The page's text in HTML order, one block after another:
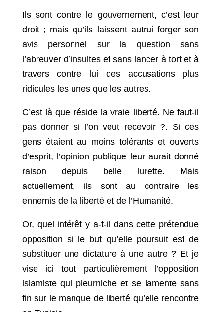
Ils sont contre le gouvernement, c’est leur
droit ; mais qu’ils laissent autrui forger son
avis personnel sur la question sans
l’abreuver d’insultes et sans lancer à tort et à
travers contre lui des accusations plus
ridicules les unes que les autres.
C’est là que réside la vraie liberté. Ne faut-il
pas donner si l’on veut recevoir ?. Si ces
gens étaient au moins tolérants et ouverts
d’esprit, l’opinion publique leur aurait donné
raison depuis belle lurette. Mais
actuellement, ils sont au contraire les
ennemis de la liberté et de l’Humanité.
Or, quel intérêt y a-t-il dans cette prétendue
opposition si le but qu’elle poursuit est de
substituer une dictature à une autre ? Et je
vise ici tout particulièrement l’opposition
islamiste qui pleurniche et se lamente sans
fin sur le manque de liberté qu’elle rencontre